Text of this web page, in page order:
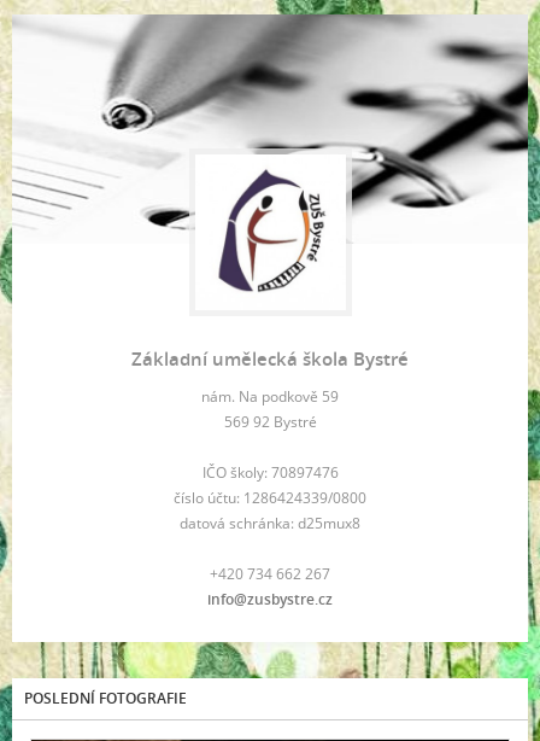
Základní umělecká škola Bystré
nám. Na podkově 59
569 92 Bystré
IČO školy: 70897476
číslo účtu: 1286424339/0800
datová schránka: d25mux8
+420 734 662 267
info@zusbystre.cz
POSLEDNÍ FOTOGRAFIE